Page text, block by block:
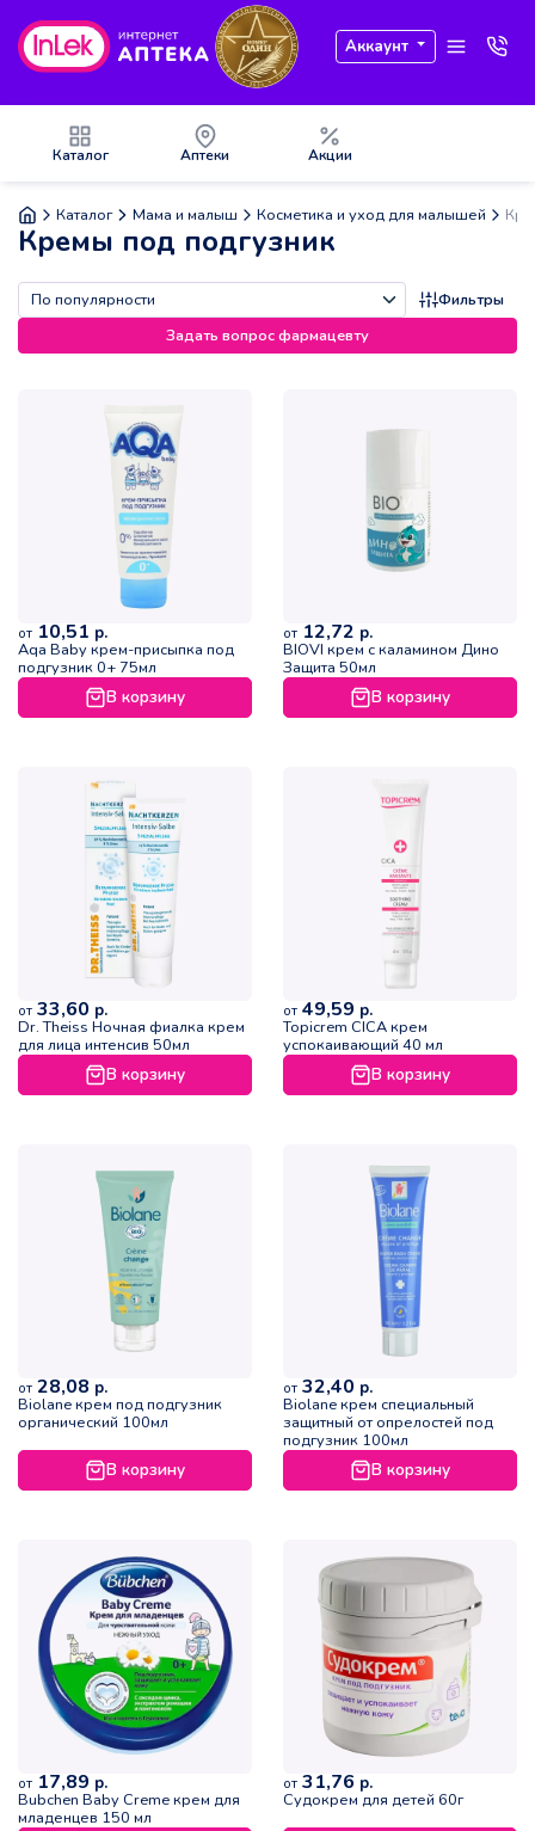
Аккаунт
Каталог Аптеки Акции
Каталог Мама и малыш Косметика и уход для малышей
Кремы под подгузник
Фильтры
Задать вопрос фармацевту
от 10,51 р.
Aqa Baby крем-присыпка под
подгузник 0+ 75мл
В корзину
от 12,72 р.
BIOVI крем с каламином Дино
Защита 50мл
В корзину
от 33,60 р.
Dr. Theiss Ночная фиалка крем
для лица интенсив 50мл
В корзину
от 49,59 р.
Topicrem CICA крем
успокаивающий 40 мл
В корзину
от 28,08 р.
Biolane крем под подгузник
органический 100мл
В корзину
от 32,40 р.
Biolane крем специальный
защитный от опрелостей под
подгузник 100мл
В корзину
от 17,89 р.
Bubchen Baby Creme крем для
младенцев 150 мл
от 31,76 р.
Судокрем для детей 60г